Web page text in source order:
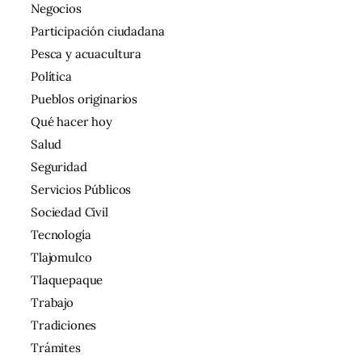
Negocios
Participación ciudadana
Pesca y acuacultura
Política
Pueblos originarios
Qué hacer hoy
Salud
Seguridad
Servicios Públicos
Sociedad Civil
Tecnología
Tlajomulco
Tlaquepaque
Trabajo
Tradiciones
Trámites